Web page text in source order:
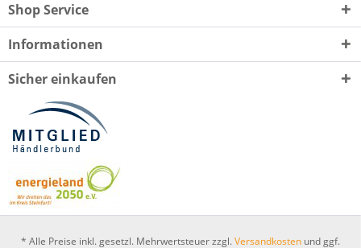
Shop Service
Informationen
Sicher einkaufen
* Alle Preise inkl. gesetzl. Mehrwertsteuer zzgl.Versandkosten und ggf.